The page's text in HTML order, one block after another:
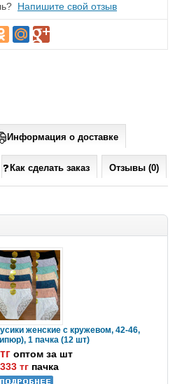
Напишите свой отзыв
Информация о доставке
Как сделать заказ Отзывы (0)
женские с кружевом, 42-46,
1 пачка (12 шт)
оптом за шт
тг пачка